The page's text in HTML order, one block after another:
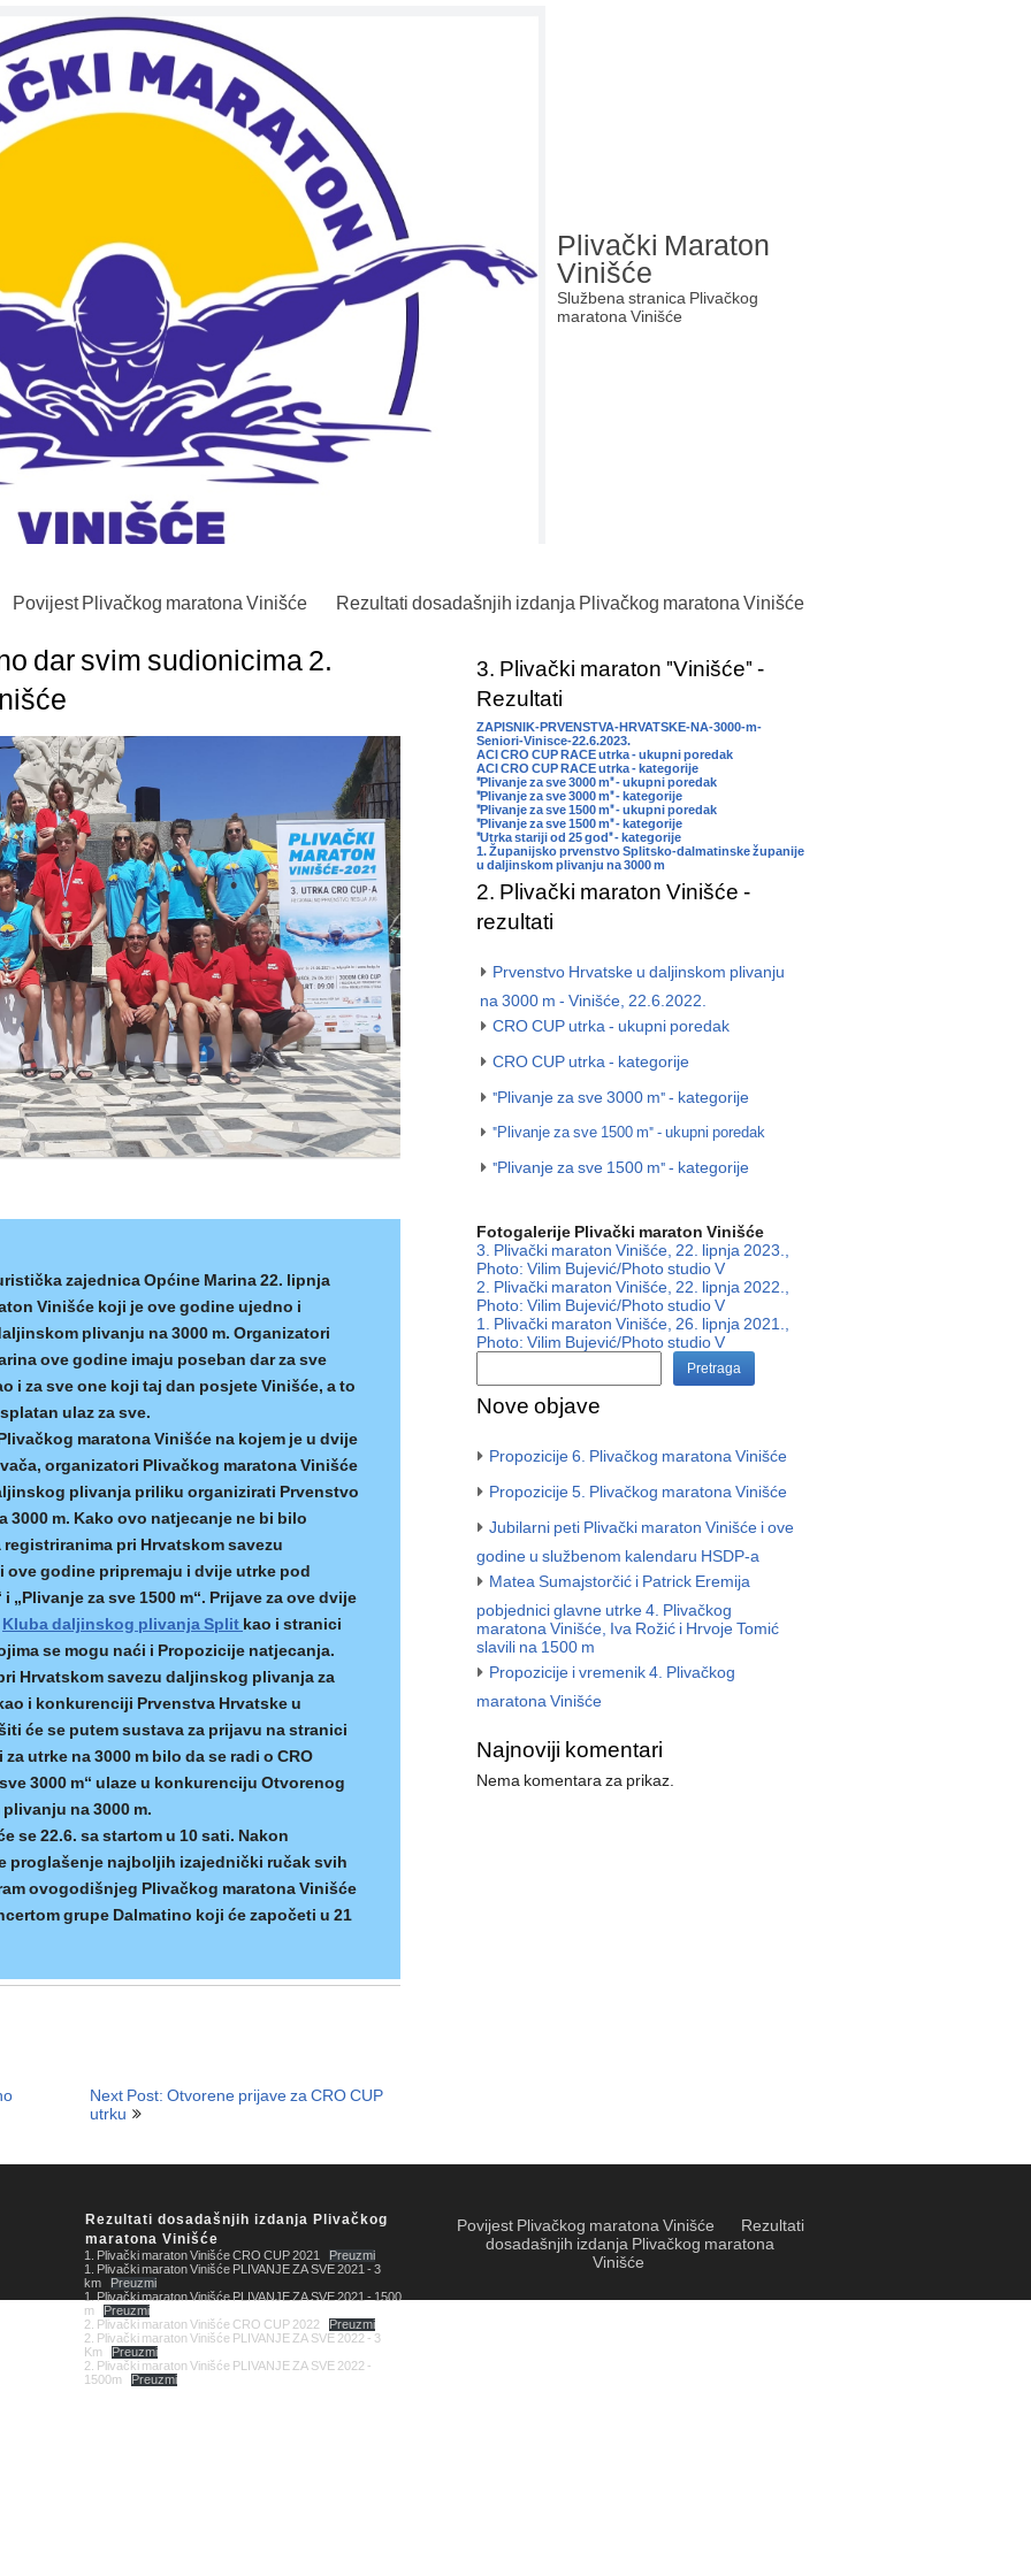
Plivački Maraton
Vinišće
Službena stranica Plivačkog
maratona Vinišće
Povijest Plivačkog maratona Vinišće Rezultati dosadašnjih izdanja Plivačkog maratona Vinišće
dar svim sudionicima 2.
zajednica Općine Marina 22. lipnja
Vinišće koji je ove godine ujedno i
plivanju na 3000 m. Organizatori
ove godine imaju poseban dar za sve
i za sve one koji taj dan posjete Vinišće, a to
ulaz za sve.
maratona Vinišće na kojem je u dvije
organizatori Plivačkog maratona Vinišće
plivanja priliku organizirati Prvenstvo
3000 m. Kako ovo natjecanje ne bi bilo
pri Hrvatskom savezu
godine pripremaju i dvije utrke pod
„Plivanje za sve 1500 m“. Prijave za ove dvije
Kluba daljinskog plivanja Split kao i stranici
se mogu naći i Propozicije natjecanja.
Hrvatskom savezu daljinskog plivanja za
i konkurenciji Prvenstva Hrvatske u
će se putem sustava za prijavu na stranici
utrke na 3000 m bilo da se radi o CRO
3000 m“ ulaze u konkurenciju Otvorenog
na 3000 m.
se 22.6. sa startom u 10 sati. Nakon
proglašenje najboljih izajednički ručak svih
ovogodišnjeg Plivačkog maratona Vinišće
grupe Dalmatino koji će započeti u 21
Next Post: Otvorene prijave za CRO CUP
utrku
3. Plivački maraton "Vinišće" -
Rezultati
ZAPISNIK-PRVENSTVA-HRVATSKE-NA-3000-m-
Seniori-Vinisce-22.6.2023.
ACI CRO CUP RACE utrka - ukupni poredak
ACI CRO CUP RACE utrka - kategorije
"Plivanje za sve 3000 m" - ukupni poredak
"Plivanje za sve 3000 m" - kategorije
"Plivanje za sve 1500 m" - ukupni poredak
"Plivanje za sve 1500 m" - kategorije
"Utrka stariji od 25 god" - kategorije
1. Županijsko prvenstvo Splitsko-dalmatinske županije
u daljinskom plivanju na 3000 m
2. Plivački maraton Vinišće -
rezultati
Prvenstvo Hrvatske u daljinskom plivanju
na 3000 m - Vinišće, 22.6.2022.
CRO CUP utrka - ukupni poredak
CRO CUP utrka - kategorije
"Plivanje za sve 3000 m" - kategorije
"Plivanje za sve 1500 m" - ukupni poredak
"Plivanje za sve 1500 m" - kategorije
Fotogalerije Plivački maraton Vinišće
3. Plivački maraton Vinišće, 22. lipnja 2023.,
Photo: Vilim Bujević/Photo studio V
2. Plivački maraton Vinišće, 22. lipnja 2022.,
Photo: Vilim Bujević/Photo studio V
1. Plivački maraton Vinišće, 26. lipnja 2021.,
Photo: Vilim Bujević/Photo studio V
Pretraga
Nove objave
Propozicije 6. Plivačkog maratona Vinišće
Propozicije 5. Plivačkog maratona Vinišće
Jubilarni peti Plivački maraton Vinišće i ove
godine u službenom kalendaru HSDP-a
Matea Sumajstorčić i Patrick Eremija
pobjednici glavne utrke 4. Plivačkog
maratona Vinišće, Iva Rožić i Hrvoje Tomić
slavili na 1500 m
Propozicije i vremenik 4. Plivačkog
maratona Vinišće
Najnoviji komentari
Nema komentara za prikaz.
Rezultati dosadašnjih izdanja Plivačkog
maratona Vinišće
1. Plivački maraton Vinišće CRO CUP 2021
Preuzmi
1. Plivački maraton Vinišće PLIVANJE ZA SVE 2021 - 3
km
Preuzmi
1. Plivački maraton Vinišće PLIVANJE ZA SVE 2021 - 1500
m
Preuzmi
2. Plivački maraton Vinišće CRO CUP 2022
Preuzmi
2. Plivački maraton Vinišće PLIVANJE ZA SVE 2022 - 3
Km
Preuzmi
2. Plivački maraton Vinišće PLIVANJE ZA SVE 2022 -
1500m
Preuzmi
Povijest Plivačkog maratona Vinišće
Rezultati
dosadašnjih izdanja Plivačkog maratona
Vinišće